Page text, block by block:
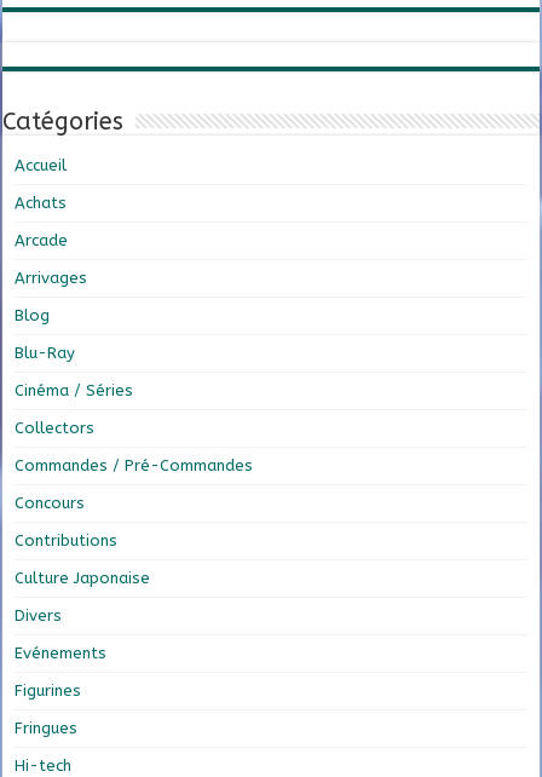
Catégories
Accueil
Achats
Arcade
Arrivages
Blog
Blu-Ray
Cinéma / Séries
Collectors
Commandes / Pré-Commandes
Concours
Contributions
Culture Japonaise
Divers
Evénements
Figurines
Fringues
Hi-tech